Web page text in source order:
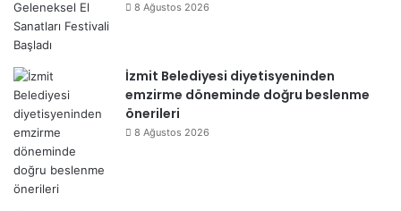
8 Ağustos 2026
İzmit Belediyesi diyetisyeninden
emzirme döneminde doğru beslenme
önerileri
8 Ağustos 2026